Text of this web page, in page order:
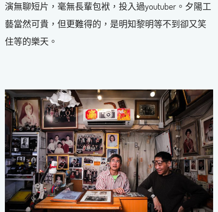
演無聊短片，毫無長輩包袱，投入過youtuber。夕陽工
藝當然可貴，但更難得的，是明知黎明等不到卻又笑
住等的樂天。